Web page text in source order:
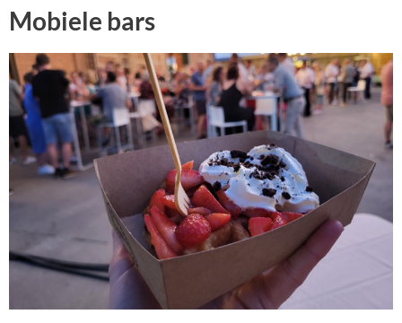
Mobiele bars